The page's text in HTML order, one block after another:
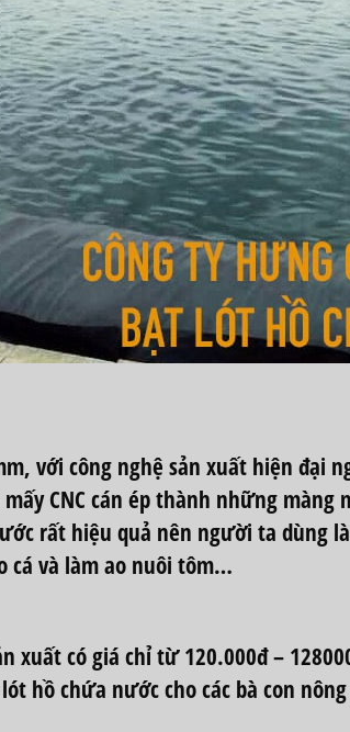
với công nghệ sản xuất hiện đại
CNC cán ép thành những
rất hiệu quả nên người ta dùng
cá và làm ao nuôi tôm…
xuất có giá chỉ từ 120.000đ –
hồ chứa nướccho các bà con